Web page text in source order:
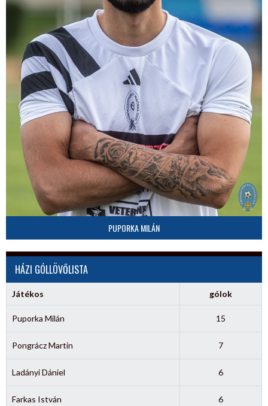
PUPORKA MILÁN
HÁZI GÓLLÖVŐLISTA
Játékos gólok
Puporka Milán 15
Pongrácz Martin 7
Ladányi Dániel 6
Farkas István 6